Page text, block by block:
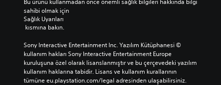
sahibi olmak için
Sağlık Uyarıları
kısmına bakın.
Sony Interactive Entertainment Inc. Yazılım Kütüphanesi ©
kullanım hakları Sony Interactive Entertainment Europe
kuruluşuna özel olarak lisanslanmıştır ve bu çerçevedeki yazılım
kullanım haklarına tabidir. Lisans ve kullanım kurallarının
tümüne eu.playstation.com/legal adresinden ulaşabilirsiniz.